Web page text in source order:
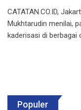
CATATAN.CO.ID,
Mukhtarudin menilai,
kaderisasi di berbagai
Populer